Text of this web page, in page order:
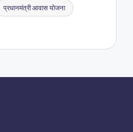
प्रधानमंत्री आवास योजना